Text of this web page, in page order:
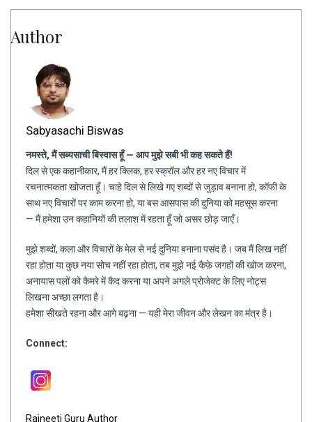
Author
Sabyasachi Biswas
नमस्ते, मैं सब्यसाची बिस्वास हूँ — आप मुझे सबी भी कह सकते हैं!
दिल से एक कहानीकार, मैं हर क्लिक, हर स्क्रॉल और हर नए विचार में
रचनात्मकता खोजता हूँ। चाहे दिल से लिखे गए शब्दों से जुड़ाव बनाना हो, कॉफी के
साथ नए विचारों पर काम करना हो, या बस आसपास की दुनिया को महसूस करना
— मैं हमेशा उन कहानियों की तलाश में रहता हूँ जो असर छोड़ जाएँ।
मुझे शब्दों, कला और विचारों के मेल से नई दुनिया बनाना पसंद है। जब मैं लिख नहीं
रहा होता या कुछ नया सोच नहीं रहा होता, तब मुझे नई कैफ़े जगहों की खोज करना,
अनायास पलों को कैमरे में कैद करना या अपने अगले प्रोजेक्ट के लिए नोट्स
लिखना अच्छा लगता है।
हमेशा सीखते रहना और आगे बढ़ना — यही मेरा जीवन और लेखन का मंत्र है।
Connect:
Rajneeti Guru Author